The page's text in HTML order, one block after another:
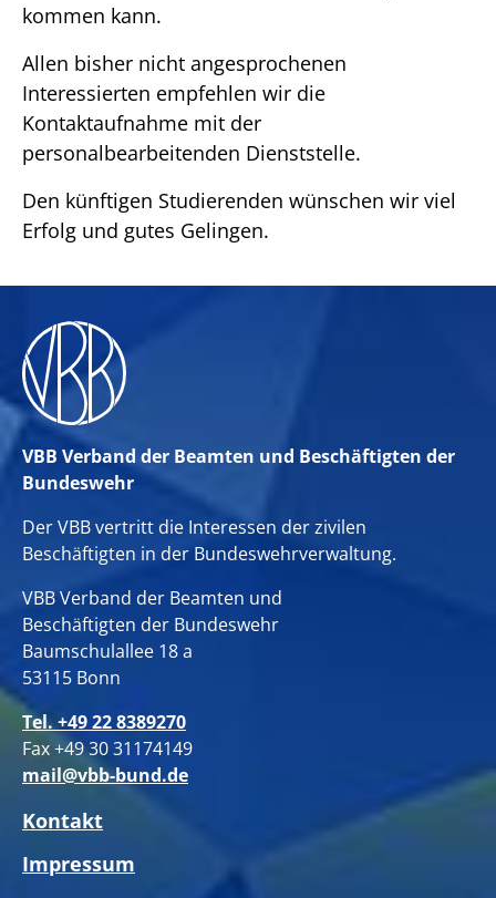
kommen kann.
Allen bisher nicht angesprochenen
Interessierten empfehlen wir die
Kontaktaufnahme mit der
personalbearbeitenden Dienststelle.
Den künftigen Studierenden wünschen wir viel
Erfolg und gutes Gelingen.
VBB Verband der Beamten und Beschäftigten der
Bundeswehr
Der VBB vertritt die Interessen der zivilen
Beschäftigten in der Bundeswehrverwaltung.
VBB Verband der Beamten und
Beschäftigten der Bundeswehr
Baumschulallee 18 a
53115 Bonn
Tel. +49 22 8389270
Fax +49 30 31174149
mail@vbb-bund.de
Kontakt
Impressum